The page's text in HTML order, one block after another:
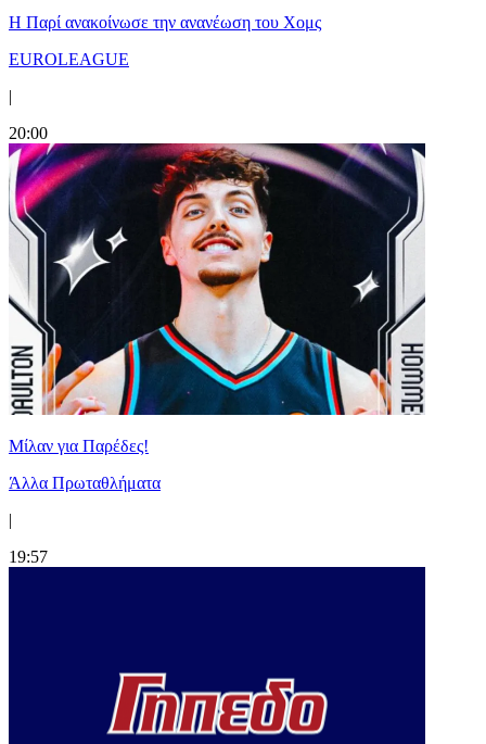
Η Παρί ανακοίνωσε την ανανέωση του Χομς
EUROLEAGUE
|
20:00
Μίλαν για Παρέδες!
Άλλα Πρωταθλήματα
|
19:57